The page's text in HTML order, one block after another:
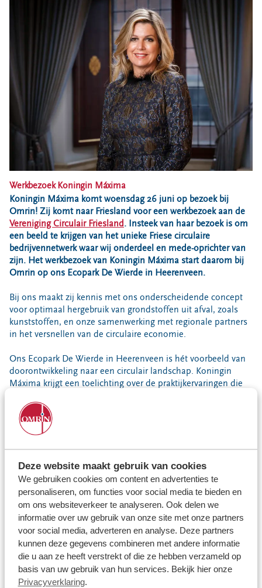
Deze website maakt gebruik van cookies
We gebruiken cookies om content en advertenties te
personaliseren, om functies voor social media te bieden en
om ons websiteverkeer te analyseren. Ook delen we
informatie over uw gebruik van onze site met onze partners
voor social media, adverteren en analyse. Deze partners
kunnen deze gegevens combineren met andere informatie
die u aan ze heeft verstrekt of die ze hebben verzameld op
basis van uw gebruik van hun services. Bekijk hier onze
Privacyverklaring.
Bouwcontainer huren
Ontdek Omrin
Over Omrin
Hier werken we aan
Ecopark De Wierde
Reststoffen Energie Centrale
Projecten
Storing, klacht of vraag
Klantenservice SYP
VeeIgestelde vragen
Pers
Locaties
Voor gemeenten
Werkbezoek Koningin Máxima
Koningin Máxima komt woensdag 26 juni op bezoek bij
Omrin! Zij komt naar Friesland voor een werkbezoek aan de
Vereniging Circulair Friesland. Insteek van haar bezoek is om
een beeld te krijgen van het unieke Friese circulaire
bedrijvennetwerk waar wij onderdeel en mede-oprichter van
zijn. Het werkbezoek van Koningin Máxima start daarom bij
Omrin op ons Ecopark De Wierde in Heerenveen.
Bij ons maakt zij kennis met ons onderscheidende concept
voor optimaal hergebruik van grondstoffen uit afval, zoals
kunststoffen, en onze samenwerking met regionale partners
in het versnellen van de circulaire economie.
Ons Ecopark De Wierde in Heerenveen is hét voorbeeld van
doorontwikkeling naar een circulair landschap. Koningin
Máxima krijgt een toelichting over de praktijkervaringen die
van regionale grondstoffen uit afval, voor nieuwe producten
en groene energie.
Koningin Máxima speciaal bij ons op bezoek komt als goed
voorbeeld. Het is een enorme beloning voor ons allemaal;
samen werken we er dagelijks hard voor. De voorbereidingen
zijn al in volle gang en wij gaan er een onvergetelijk moment
van maken.
Na het bezoek aan Omrin vertrekt de Koningin naar het
Nationaal Testcentrum Circulaire Plastics (NTCP) waar ze
praktijkvoorbeelden te zien krijgt die door samenwerking met
verschillende regionale, nationale en internationale partijen